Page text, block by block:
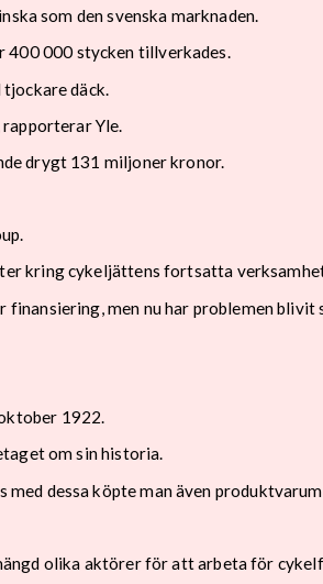
som den svenska marknaden.
400 000 stycken tillverkades.
däck.
Yle.
drygt 131 miljoner kronor.
kring cykeljättens fortsatta
men nu har problemen
1922.
om sin historia.
dessa köpte man även
olika aktörer för att arbeta för